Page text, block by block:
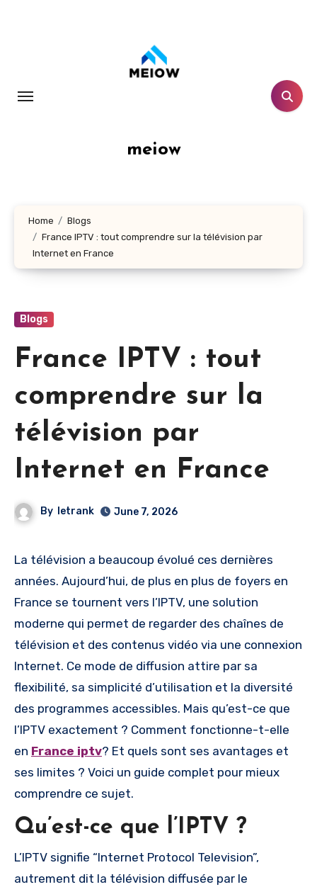
meiow
Home
Blogs
France IPTV : tout comprendre sur la télévision par
Internet en France
Blogs
France IPTV : tout
comprendre sur la
télévision par
Internet en France
By letrank June 7, 2026
La télévision a beaucoup évolué ces dernières
années. Aujourd’hui, de plus en plus de foyers en
France se tournent vers l’IPTV, une solution
moderne qui permet de regarder des chaînes de
télévision et des contenus vidéo via une connexion
Internet. Ce mode de diffusion attire par sa
flexibilité, sa simplicité d’utilisation et la diversité
des programmes accessibles. Mais qu’est-ce que
l’IPTV exactement ? Comment fonctionne-t-elle
en France iptv? Et quels sont ses avantages et
ses limites ? Voici un guide complet pour mieux
comprendre ce sujet.
Qu’est-ce que l’IPTV ?
L’IPTV signifie “Internet Protocol Television”,
autrement dit la télévision diffusée par le